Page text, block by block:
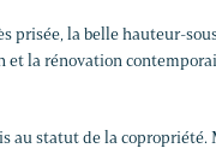
prisée, la belle hauteur-
et la rénovation
au statut de la copropriété.